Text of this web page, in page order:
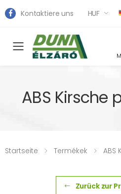
Kontaktiere uns HUF
Toggle mobile
ABS Kirsche
Startseite Termékek ABS
Zurück zur